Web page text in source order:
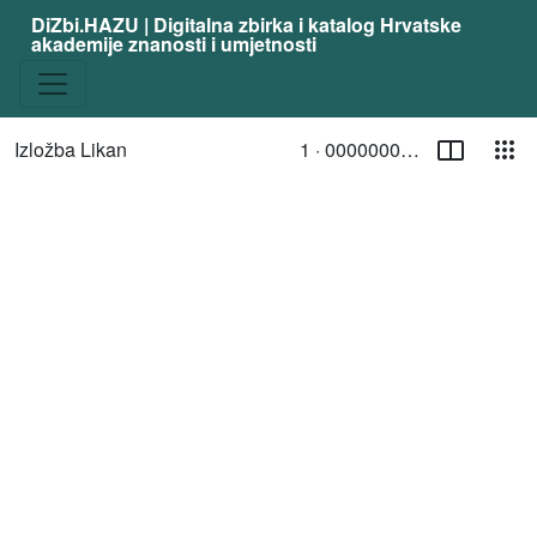
DiZbi.HAZU | Digitalna zbirka i katalog Hrvatske
akademije znanosti i umjetnosti
Izložba Likan StranicaTrenutna stranica
1 · 00000003031
/ Toggle page select